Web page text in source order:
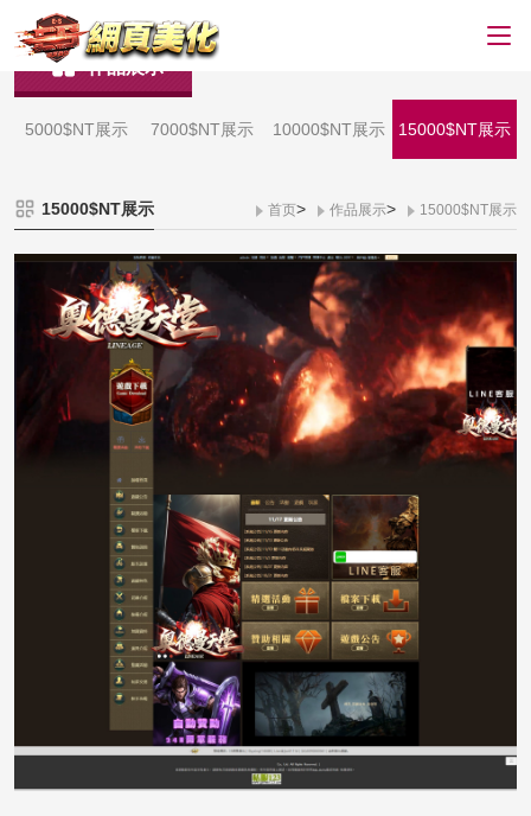
作品展示
5000$NT展示 7000$NT展示 10000$NT展示 15000$NT展示
15000$NT展示 首页> 作品展示> 15000$NT展示